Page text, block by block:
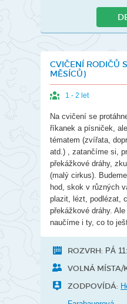
CVIČENÍ RODIČŮ
MĚSÍCŮ)
1 - 2 let
Na cvičení se
říkanek a písniček,
tématem (zvířata,
atd.) , zatančíme si,
překážkové dráhy,
(malý cirkus).
hod, skok v různých
plazit, lézt, podlézat,
překážkové dráhy.
naučíme i ty, co to
ROZVRH: PÁ
VOLNÁ MÍSTA/
ZODPOVÍDÁ: